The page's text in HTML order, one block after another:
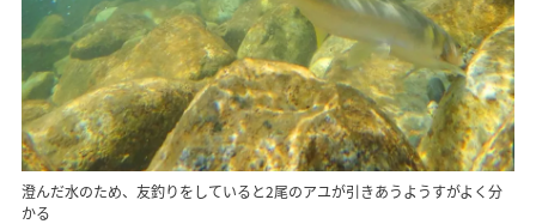
澄んだ水のため、友釣りをしていると2尾のアユが引きあうようすがよく分
かる